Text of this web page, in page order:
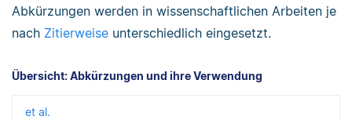
Abkürzungen werden in wissenschaftlichen Arbeiten je
nach Zitierweise unterschiedlich eingesetzt.
Übersicht: Abkürzungen und ihre Verwendung
et al.